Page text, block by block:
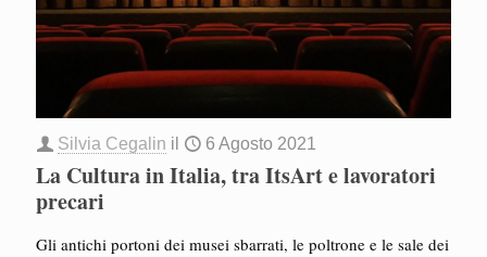
Silvia Cegalin il 6 Agosto 2021
La Cultura in Italia, tra ItsArt e lavoratori
precari
Gli antichi portoni dei musei sbarrati, le poltrone e le sale dei